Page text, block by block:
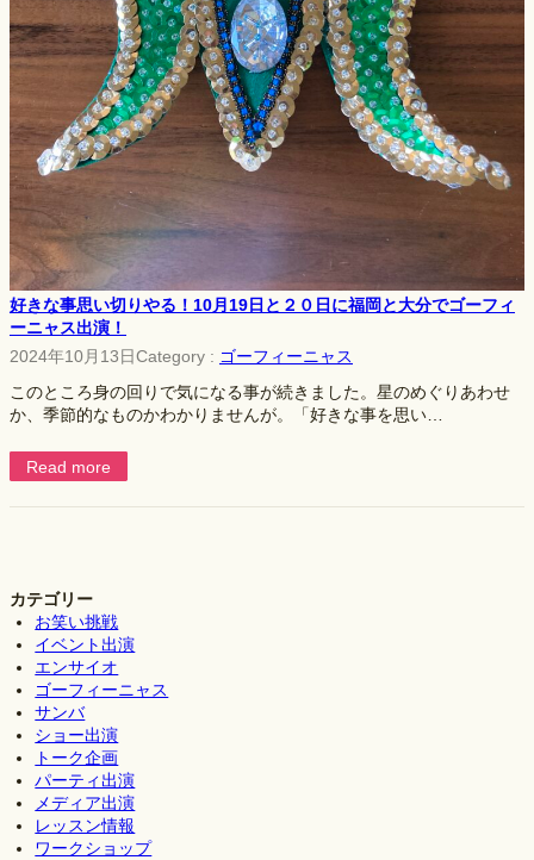
好きな事思い切りやる！10月19日と２０日に福岡と大分でゴーフィ
ーニャス出演！
2024年10月13日Category : ゴーフィーニャス
このところ身の回りで気になる事が続きました。星のめぐりあわせ
か、季節的なものかわかりませんが。「好きな事を思い…
Read more
カテゴリー
お笑い挑戦
イベント出演
エンサイオ
ゴーフィーニャス
サンバ
ショー出演
トーク企画
パーティ出演
メディア出演
レッスン情報
ワークショップ